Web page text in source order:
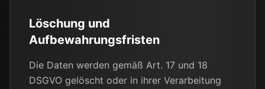
Löschung und
Aufbewahrungsfristen
Die Daten werden gemäß Art. 17 und 18
DSGVO gelöscht oder in ihrer Verarbeitung